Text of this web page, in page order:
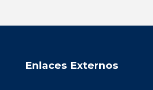
Enlaces Externos